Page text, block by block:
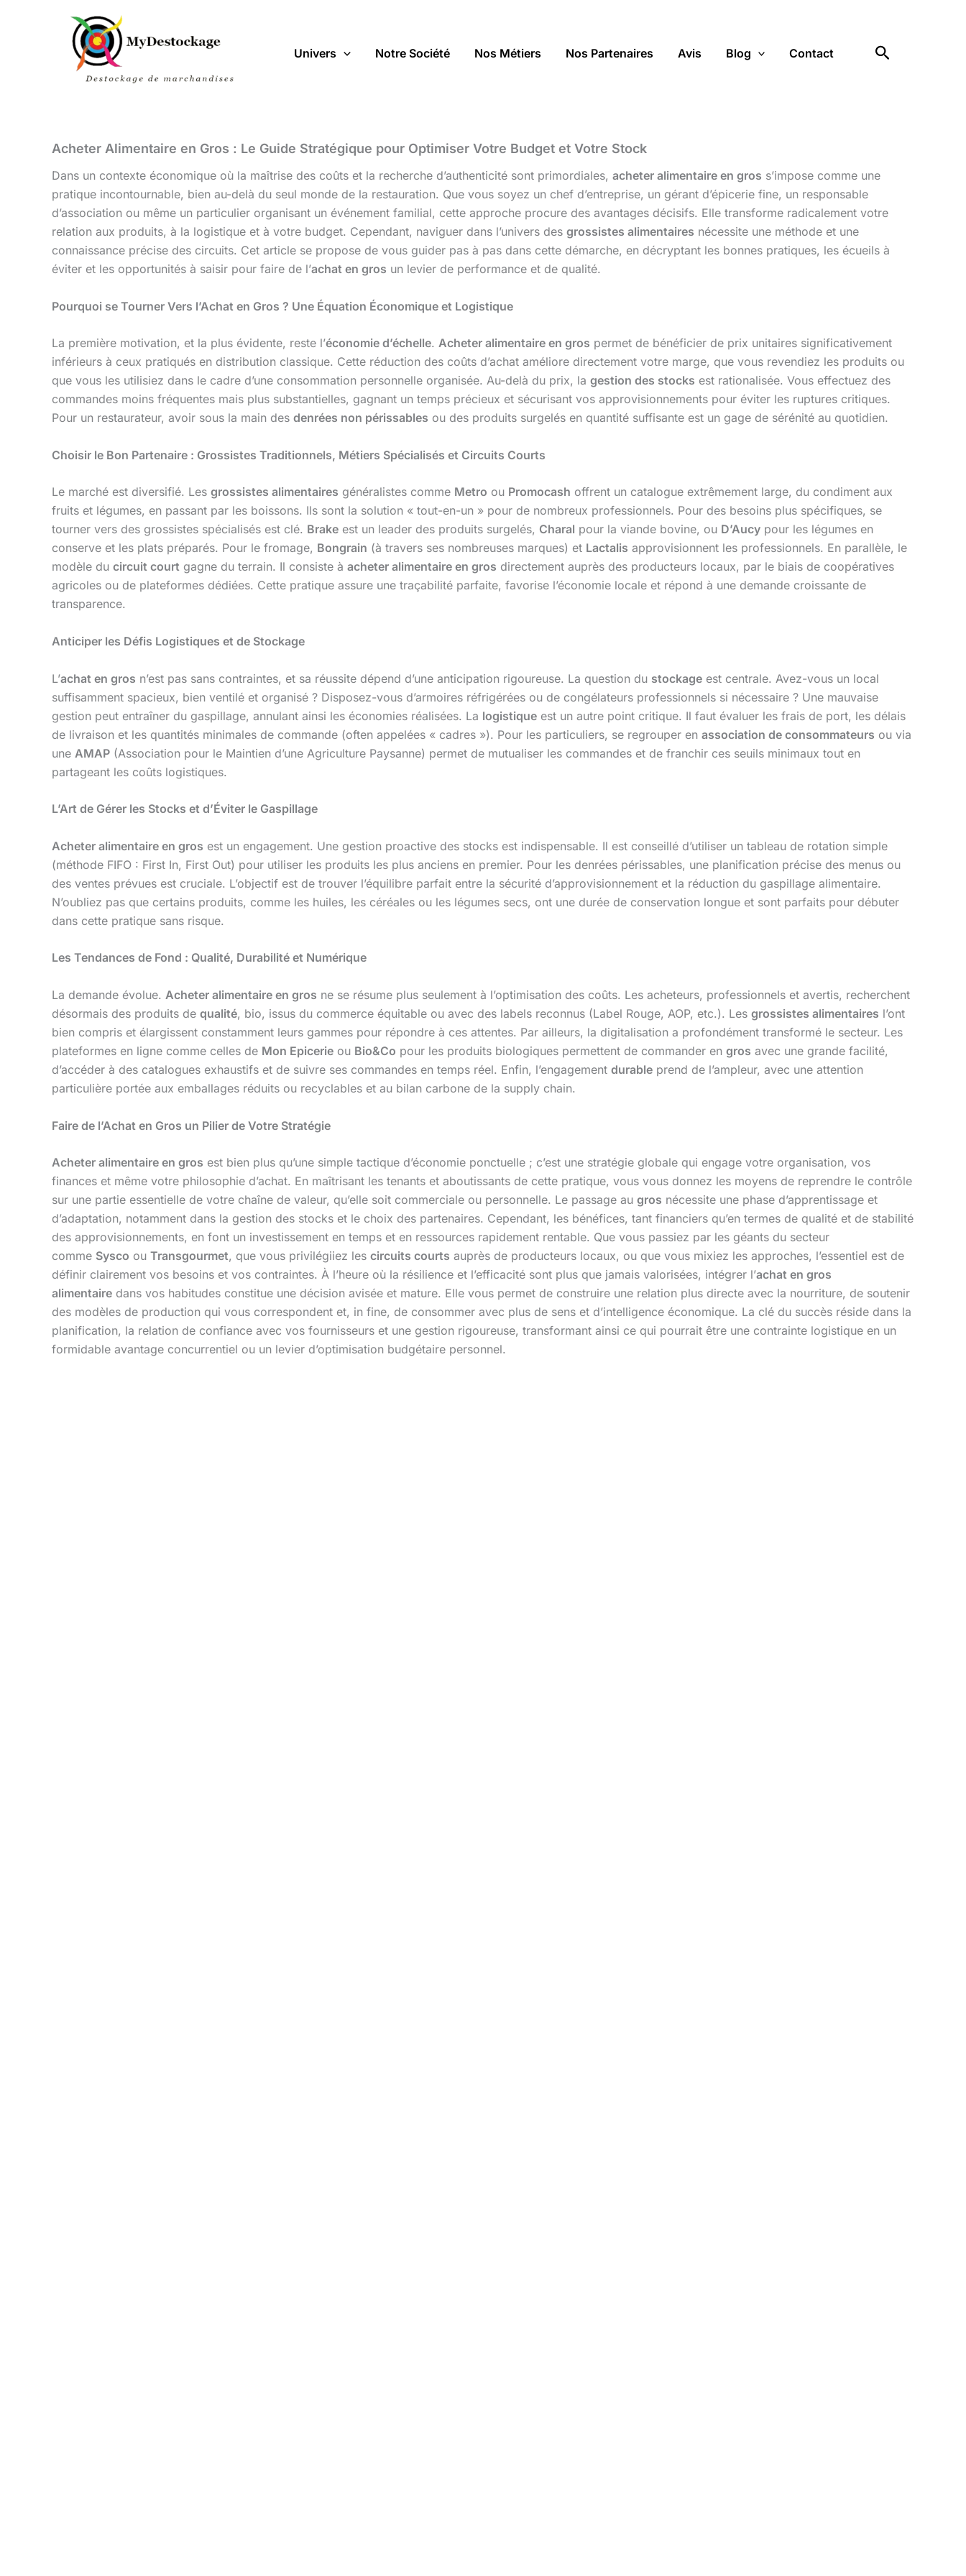
Univers Notre Société Nos Métiers Nos Partenaires Avis Blog Contact Rechercher
Acheter Alimentaire en Gros : Le Guide Stratégique pour Optimiser Votre Budget et Votre Stock
Dans un contexte économique où la maîtrise des coûts et la recherche d’authenticité sont primordiales, acheter alimentaire en gros s’impose comme une
pratique incontournable, bien au-delà du seul monde de la restauration. Que vous soyez un chef d’entreprise, un gérant d’épicerie fine, un responsable
d’association ou même un particulier organisant un événement familial, cette approche procure des avantages décisifs. Elle transforme radicalement votre
relation aux produits, à la logistique et à votre budget. Cependant, naviguer dans l’univers des grossistes alimentaires nécessite une méthode et une
connaissance précise des circuits. Cet article se propose de vous guider pas à pas dans cette démarche, en décryptant les bonnes pratiques, les écueils à
éviter et les opportunités à saisir pour faire de l’achat en gros un levier de performance et de qualité.
Pourquoi se Tourner Vers l’Achat en Gros ? Une Équation Économique et Logistique
La première motivation, et la plus évidente, reste l’économie d’échelle. Acheter alimentaire en gros permet de bénéficier de prix unitaires significativement
inférieurs à ceux pratiqués en distribution classique. Cette réduction des coûts d’achat améliore directement votre marge, que vous revendiez les produits ou
que vous les utilisiez dans le cadre d’une consommation personnelle organisée. Au-delà du prix, la gestion des stocks est rationalisée. Vous effectuez des
commandes moins fréquentes mais plus substantielles, gagnant un temps précieux et sécurisant vos approvisionnements pour éviter les ruptures critiques.
Pour un restaurateur, avoir sous la main des denrées non périssables ou des produits surgelés en quantité suffisante est un gage de sérénité au quotidien.
Choisir le Bon Partenaire : Grossistes Traditionnels, Métiers Spécialisés et Circuits Courts
Le marché est diversifié. Les grossistes alimentaires généralistes comme Metro ou Promocash offrent un catalogue extrêmement large, du condiment aux
fruits et légumes, en passant par les boissons. Ils sont la solution « tout-en-un » pour de nombreux professionnels. Pour des besoins plus spécifiques, se
tourner vers des grossistes spécialisés est clé. Brake est un leader des produits surgelés, Charal pour la viande bovine, ou D’Aucy pour les légumes en
conserve et les plats préparés. Pour le fromage, Bongrain (à travers ses nombreuses marques) et Lactalis approvisionnent les professionnels. En parallèle, le
modèle du circuit court gagne du terrain. Il consiste à acheter alimentaire en gros directement auprès des producteurs locaux, par le biais de coopératives
agricoles ou de plateformes dédiées. Cette pratique assure une traçabilité parfaite, favorise l’économie locale et répond à une demande croissante de
transparence.
Anticiper les Défis Logistiques et de Stockage
L’achat en gros n’est pas sans contraintes, et sa réussite dépend d’une anticipation rigoureuse. La question du stockage est centrale. Avez-vous un local
suffisamment spacieux, bien ventilé et organisé ? Disposez-vous d’armoires réfrigérées ou de congélateurs professionnels si nécessaire ? Une mauvaise
gestion peut entraîner du gaspillage, annulant ainsi les économies réalisées. La logistique est un autre point critique. Il faut évaluer les frais de port, les délais
de livraison et les quantités minimales de commande (often appelées « cadres »). Pour les particuliers, se regrouper en association de consommateurs ou via
une AMAP (Association pour le Maintien d’une Agriculture Paysanne) permet de mutualiser les commandes et de franchir ces seuils minimaux tout en
partageant les coûts logistiques.
L’Art de Gérer les Stocks et d’Éviter le Gaspillage
Acheter alimentaire en gros est un engagement. Une gestion proactive des stocks est indispensable. Il est conseillé d’utiliser un tableau de rotation simple
(méthode FIFO : First In, First Out) pour utiliser les produits les plus anciens en premier. Pour les denrées périssables, une planification précise des menus ou
des ventes prévues est cruciale. L’objectif est de trouver l’équilibre parfait entre la sécurité d’approvisionnement et la réduction du gaspillage alimentaire.
N’oubliez pas que certains produits, comme les huiles, les céréales ou les légumes secs, ont une durée de conservation longue et sont parfaits pour débuter
dans cette pratique sans risque.
Les Tendances de Fond : Qualité, Durabilité et Numérique
La demande évolue. Acheter alimentaire en gros ne se résume plus seulement à l’optimisation des coûts. Les acheteurs, professionnels et avertis, recherchent
désormais des produits de qualité, bio, issus du commerce équitable ou avec des labels reconnus (Label Rouge, AOP, etc.). Les grossistes alimentaires l’ont
bien compris et élargissent constamment leurs gammes pour répondre à ces attentes. Par ailleurs, la digitalisation a profondément transformé le secteur. Les
plateformes en ligne comme celles de Mon Epicerie ou Bio&Co pour les produits biologiques permettent de commander en gros avec une grande facilité,
d’accéder à des catalogues exhaustifs et de suivre ses commandes en temps réel. Enfin, l’engagement durable prend de l’ampleur, avec une attention
particulière portée aux emballages réduits ou recyclables et au bilan carbone de la supply chain.
Faire de l’Achat en Gros un Pilier de Votre Stratégie
Acheter alimentaire en gros est bien plus qu’une simple tactique d’économie ponctuelle ; c’est une stratégie globale qui engage votre organisation, vos
finances et même votre philosophie d’achat. En maîtrisant les tenants et aboutissants de cette pratique, vous vous donnez les moyens de reprendre le contrôle
sur une partie essentielle de votre chaîne de valeur, qu’elle soit commerciale ou personnelle. Le passage au gros nécessite une phase d’apprentissage et
d’adaptation, notamment dans la gestion des stocks et le choix des partenaires. Cependant, les bénéfices, tant financiers qu’en termes de qualité et de stabilité
des approvisionnements, en font un investissement en temps et en ressources rapidement rentable. Que vous passiez par les géants du secteur
comme Sysco ou Transgourmet, que vous privilégiiez les circuits courts auprès de producteurs locaux, ou que vous mixiez les approches, l’essentiel est de
définir clairement vos besoins et vos contraintes. À l’heure où la résilience et l’efficacité sont plus que jamais valorisées, intégrer l’achat en gros
alimentaire dans vos habitudes constitue une décision avisée et mature. Elle vous permet de construire une relation plus directe avec la nourriture, de soutenir
des modèles de production qui vous correspondent et, in fine, de consommer avec plus de sens et d’intelligence économique. La clé du succès réside dans la
planification, la relation de confiance avec vos fournisseurs et une gestion rigoureuse, transformant ainsi ce qui pourrait être une contrainte logistique en un
formidable avantage concurrentiel ou un levier d’optimisation budgétaire personnel.